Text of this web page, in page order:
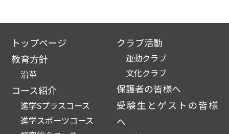
トップページ
教育方針
沿革
コース紹介
進学Sプラスコース
進学スポーツコース
クラブ活動
運動クラブ
文化クラブ
保護者の皆様へ
受験生とゲストの皆様
へ